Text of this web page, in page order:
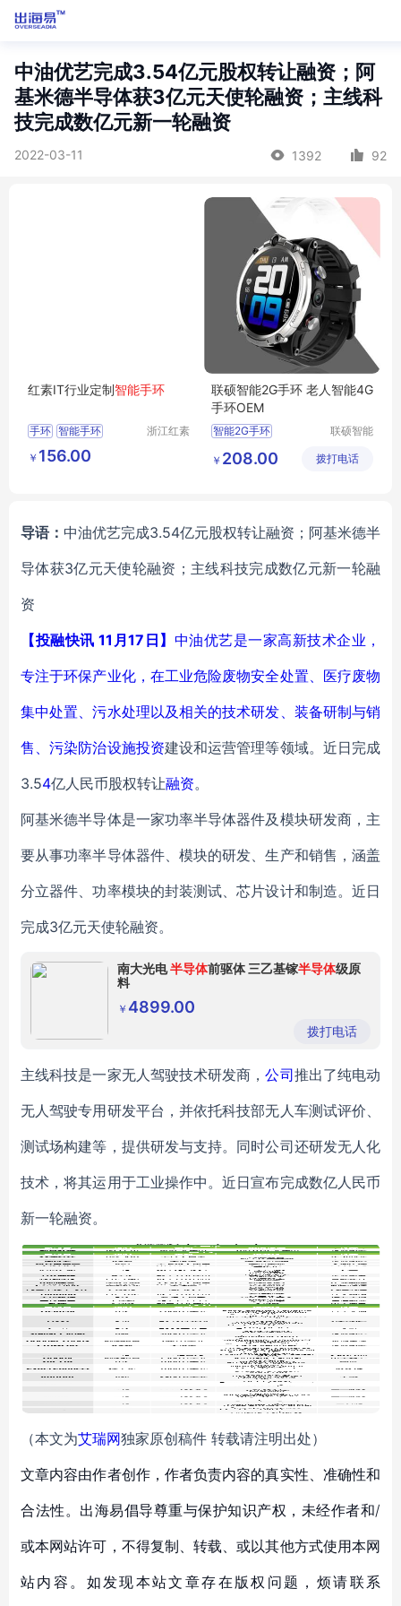
中油优艺完成3.54亿元股权转让融资；阿
基米德半导体获3亿元天使轮融资；主线科
技完成数亿元新一轮融资
2022-03-11 1392 92
红素IT行业定制智能手环
手环 智能手环
浙江红素
￥ 156.00
联硕智能2G手环 老人智能4G
手环OEM
智能2G手环
智能4G手环
运动手环
联硕智能
有限公司
￥ 208.00 拨打电话
导语： 中油优艺完成3.54亿元股权转让融资；阿基米德半
导体获3亿元天使轮融资；主线科技完成数亿元新一轮融
资
【投融快讯 11月17日】 中油优艺是一家高新技术企业，
专注于环保产业化，在工业危险废物安全处置、医疗废物
集中处置、污水处理以及相关的技术研发、装备研制与销
售、污染防治设施投资建设和运营管理等领域。近日完成
3.54亿人民币股权转让融资。
阿基米德半导体是一家功率半导体器件及模块研发商，主
要从事功率半导体器件、模块的研发、生产和销售，涵盖
分立器件、功率模块的封装测试、芯片设计和制造。近日
完成3亿元天使轮融资。
南大光电半导体前驱体 三乙基镓半导体级原
料
￥ 4899.00
拨打电话
主线科技是一家无人驾驶技术研发商，公司推出了纯电动
无人驾驶专用研发平台，并依托科技部无人车测试评价、
测试场构建等，提供研发与支持。同时公司还研发无人化
技术，将其运用于工业操作中。近日宣布完成数亿人民币
新一轮融资。
（本文为艾瑞网独家原创稿件 转载请注明出处）
文章内容由作者创作，作者负责内容的真实性、准确性和
合法性。出海易倡导尊重与保护知识产权，未经作者和/
或本网站许可，不得复制、转载、或以其他方式使用本网
站内容。如发现本站文章存在版权问题，烦请联系